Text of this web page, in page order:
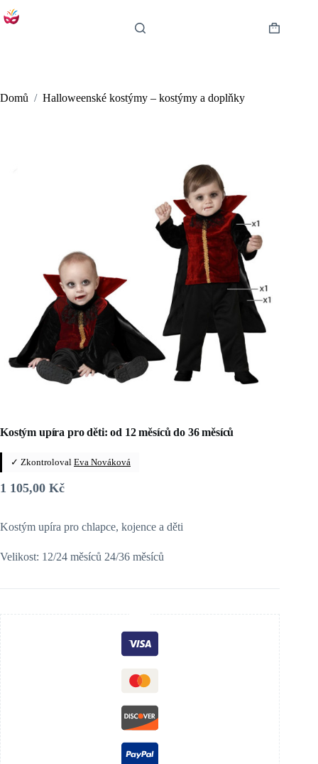
to
Shopping
Domů / Halloweenské kostýmy – kostýmy a doplňky
Kostým upíra pro děti: od 12 měsíců do 36 měsíců
✓ Zkontroloval Eva Nováková
1 105,00 Kč
Kostým upíra pro chlapce, kojence a děti
Velikost: 12/24 měsíců 24/36 měsíců